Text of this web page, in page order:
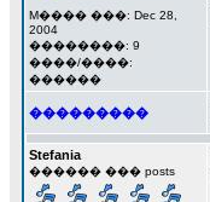
M���� ���: Dec 28,
2004
��������: 9
����/����:
������
���������
Stefania
������ ��� posts